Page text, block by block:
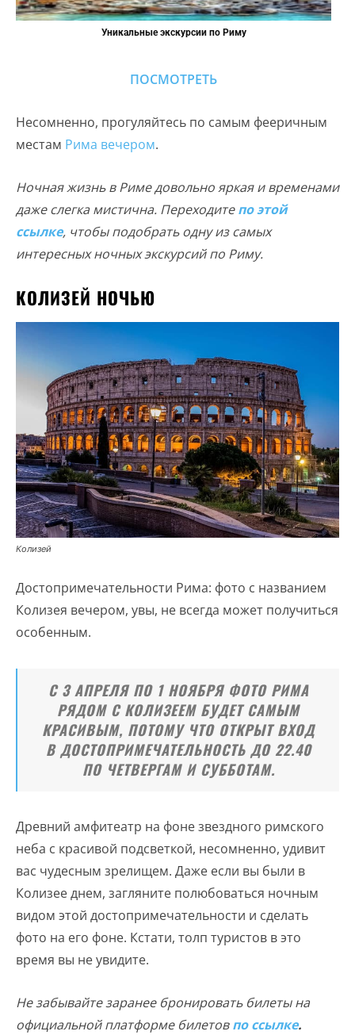
Уникальные экскурсии по Риму
ПОСМОТРЕТЬ
Несомненно, прогуляйтесь по самым фееричным
местам Рима вечером.
Ночная жизнь в Риме довольно яркая и временами
даже слегка мистична. Переходитепо этой
ссылке, чтобы подобрать одну из самых
интересных ночных экскурсий по Риму.
КОЛИЗЕЙ НОЧЬЮ
Колизей
Достопримечательности Рима: фото с названием
Колизея вечером, увы, не всегда может получиться
особенным.
C 3 АПРЕЛЯ ПО 1 НОЯБРЯ ФОТО РИМА
РЯДОМ С КОЛИЗЕЕМ БУДЕТ САМЫМ
КРАСИВЫМ, ПОТОМУ ЧТО ОТКРЫТ ВХОД
В ДОСТОПРИМЕЧАТЕЛЬНОСТЬ ДО 22.40
ПО ЧЕТВЕРГАМ И СУББОТАМ.
Древний амфитеатр на фоне звездного римского
неба с красивой подсветкой, несомненно, удивит
вас чудесным зрелищем. Даже если вы были в
Колизее днем, загляните полюбоваться ночным
видом этой достопримечательности и сделать
фото на его фоне. Кстати, толп туристов в это
время вы не увидите.
Не забывайте заранее бронировать билеты на
официальной платформе билетовпо ссылке.